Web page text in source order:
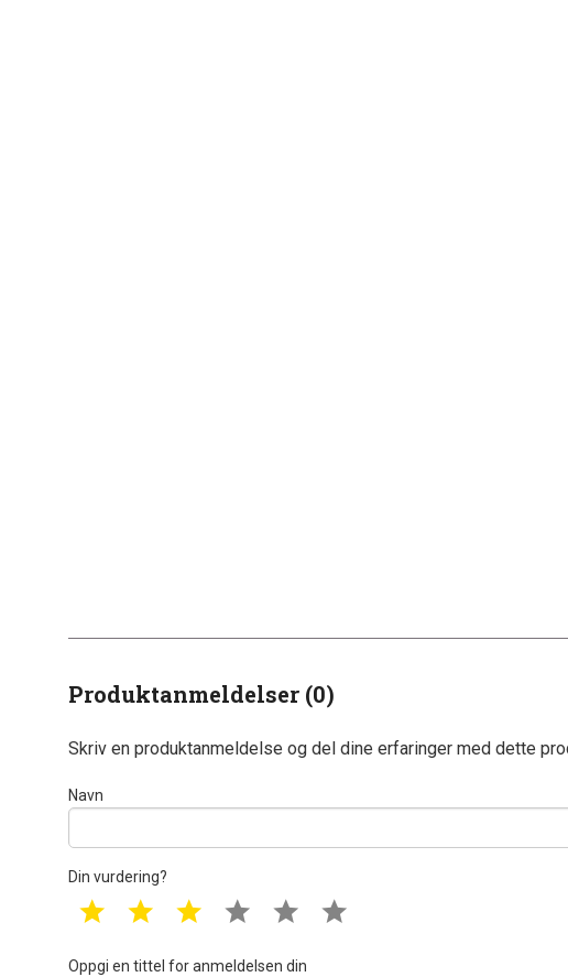
Produktanmeldelser (0)
Skriv en produktanmeldelse og del dine erfaringer med dette
Navn
Din vurdering?
1 star 2 star 3 star 4 star 5 star
Oppgi en tittel for anmeldelsen din